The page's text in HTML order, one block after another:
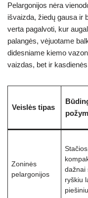
Pelargonijos nėra
išvaizda, žiedų gausa ir
verta pagalvoti, kur
palangės, vėjuotame
didesniame kiemo
vaizdas, bet ir
Veislės tipas
Zoninės
pelargonijos
Stačios,
dažnai
ryškiu
piešiniu